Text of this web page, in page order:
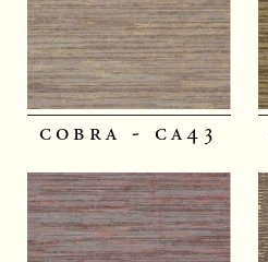
cobra - ca43